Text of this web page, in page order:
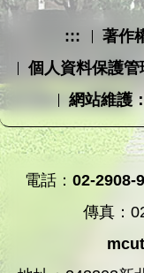
::: 著作
個人資料保護管
網站維護
電話： 02-2908-
傳真：